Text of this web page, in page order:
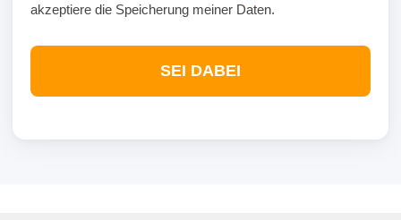
akzeptiere die Speicherung meiner Daten.
SEI DABEI